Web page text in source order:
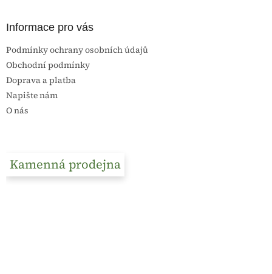
Informace pro vás
Podmínky ochrany osobních údajů
Obchodní podmínky
Doprava a platba
Napište nám
O nás
Kamenná prodejna